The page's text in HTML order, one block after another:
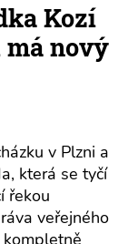
Kozí
má nový
v Plzni a
která se tyčí
řekou
veřejného